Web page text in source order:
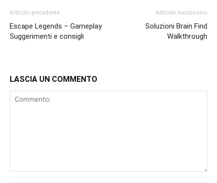
Articolo precedente
Escape Legends – Gameplay
Suggerimenti e consigli
Articolo successivo
Soluzioni Brain Find
Walkthrough
LASCIA UN COMMENTO